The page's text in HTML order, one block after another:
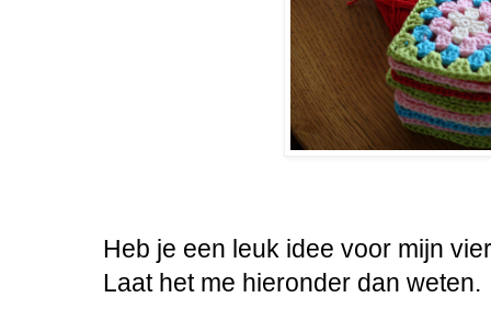
Heb je een leuk idee voor mijn
Laat het me hieronder dan weten.